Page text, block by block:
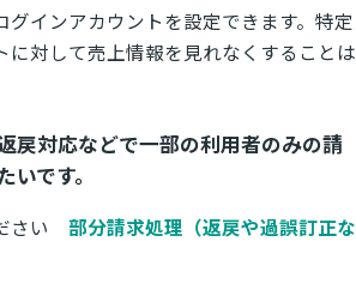
グインアカウントを設定できます。特定
に対して売上情報を見れなくすることは
戻対応などで一部の利用者のみの請
です。
さい 部分請求処理（返戻や過誤訂正な